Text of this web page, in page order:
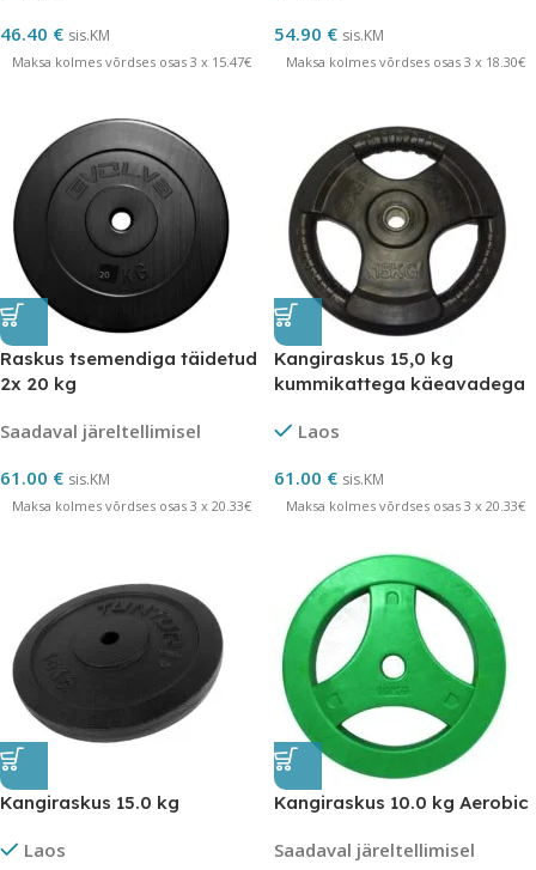
46.40 € sis.KM
Maksa kolmes võrdses osas 3 x 15.47€
54.90 € sis.KM
Maksa kolmes võrdses osas 3 x 18.30€
Raskus tsemendiga täidetud
2x 20 kg
Saadaval järeltellimisel
61.00 € sis.KM
Maksa kolmes võrdses osas 3 x 20.33€
Kangiraskus 15,0 kg
kummikattega käeavadega
Laos
61.00 € sis.KM
Maksa kolmes võrdses osas 3 x 20.33€
Kangiraskus 15.0 kg
Laos
Kangiraskus 10.0 kg Aerobic
Saadaval järeltellimisel